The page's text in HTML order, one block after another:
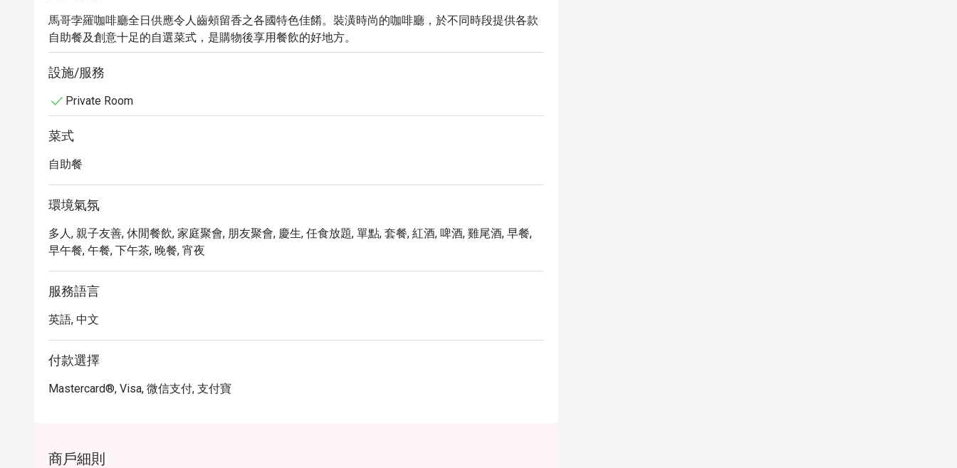
馬哥孛羅咖啡廳全日供應令人齒頰留香之各國特色佳餚。裝潢時尚的咖啡廳，於不同時段提供各款
自助餐及創意十足的自選菜式，是購物後享用餐飲的好地方。
設施/服務
Private Room
菜式
自助餐
環境氣氛
多人, 親子友善, 休閒餐飲, 家庭聚會, 朋友聚會, 慶生, 任食放題, 單點, 套餐, 紅酒, 啤酒, 雞尾酒, 早餐,
早午餐, 午餐, 下午茶, 晚餐, 宵夜
服務語言
英語, 中文
付款選擇
Mastercard®, Visa, 微信支付, 支付寶
商戶細則